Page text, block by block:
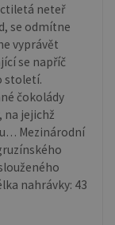
neteř
se odmítne
vyprávět
se napříč
století.
čokolády
na jejichž
Mezinárodní
nahrávky: 43